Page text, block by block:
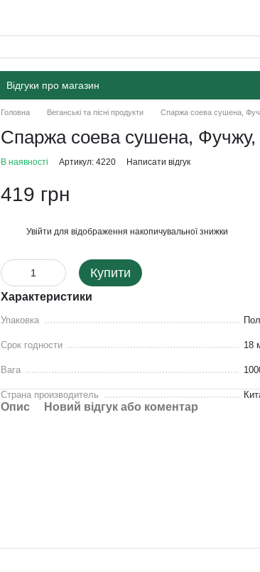
Відгуки про магазин
Головна Веганські та пісні продукти Спаржа соева сушена,
Спаржа соева сушена, Фучжу,
В наявності Артикул: 4220 Написати відгук
419 грн
Увійти для відображення накопичувальної знижки
Купити
Характеристики
Упаковка
Срок годности 18
Вага
Страна производитель
Опис Новий відгук або коментар